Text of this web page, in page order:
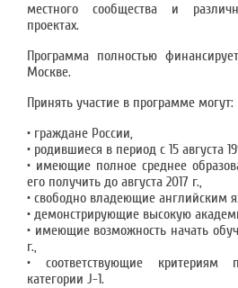
местного сообщества и
проектах.
Программа полностью
Москве.
Принять участие в программе могут:
• граждане России,
• родившиеся в период с 15 августа
• имеющие полное среднее
его получить до августа 2017 г.,
• свободно владеющие английским
• демонстрирующие высокую
• имеющие возможность начать
г.,
• соответствующие
категории J-1.